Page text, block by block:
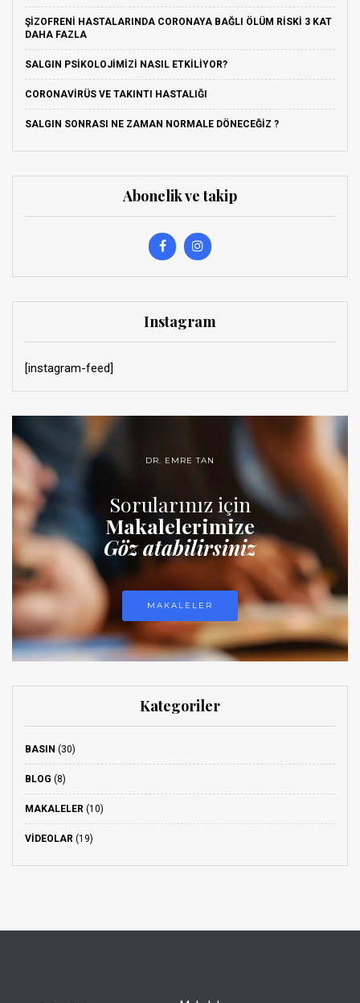
ŞIZOFRENI HASTALARINDA CORONAYA BAĞLI ÖLÜM RISKI 3 KAT
DAHA FAZLA
SALGIN PSIKOLOJIMIZI NASIL ETKILIYOR?
CORONAVIRÜS VE TAKINTI HASTALIĞI
SALGIN SONRASI NE ZAMAN NORMALE DÖNECEĞIZ ?
Abonelik ve takip
Instagram
[instagram-feed]
DR. EMRE TAN
Sorularınız için
Makalelerimize
Göz atabilirsiniz
MAKALELER
Kategoriler
BASIN (30)
BLOG (8)
MAKALELER (10)
VIDEOLAR (19)